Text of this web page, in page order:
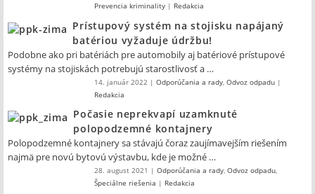
Prevencia kriminality| Redakcia
Prístupový systém na stojisku napájaný
batériou vyžaduje údržbu!
Podobne ako pri batériách pre automobily aj batériové prístupové
systémy na stojiskách potrebujú starostlivosť a …
14. január 2022 | Odporúčania a rady, Odvoz odpadu|
Redakcia
Počasie neprekvapí uzamknuté
polopodzemné kontajnery
Polopodzemné kontajnery sa stávajú čoraz zaujímavejším riešením
najmä pre novú bytovú výstavbu, kde je možné …
28. august 2021 | Odporúčania a rady, Odvoz odpadu,
Špeciálne riešenia | Redakcia